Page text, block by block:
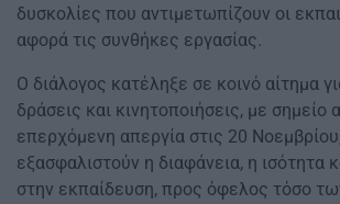
δυσκολίες που αντιμετωπίζουν οι
αφορά τις συνθήκες εργασίας.
Ο διάλογος κατέληξε σε κοινό αίτημα
δράσεις και κινητοποιήσεις, με σημείο
επερχόμενη απεργία στις 20
εξασφαλιστούν η διαφάνεια, η ισότητα
στην εκπαίδευση, προς όφελος τόσο